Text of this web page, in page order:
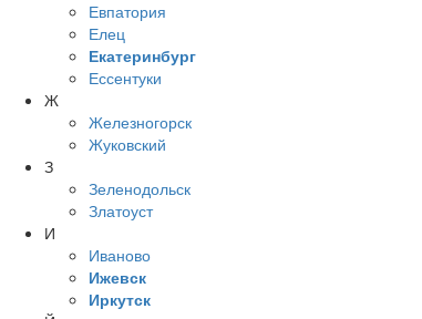
Евпатория
Елец
Екатеринбург
Ессентуки
Ж
Железногорск
Жуковский
З
Зеленодольск
Златоуст
И
Иваново
Ижевск
Иркутск